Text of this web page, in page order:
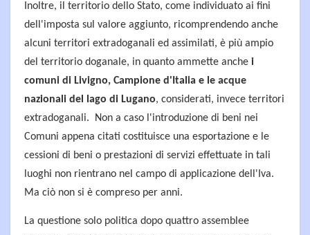
Inoltre, il territorio dello Stato, come individuato ai fini
dell'imposta sul valore aggiunto, ricomprendendo anche
alcuni territori extradoganali ed assimilati, è più ampio
del territorio doganale, in quanto ammette anche i
comuni di Livigno, Campione d'Italia e le acque
nazionali del lago di Lugano, considerati, invece territori
extradoganali. Non a caso l'introduzione di beni nei
Comuni appena citati costituisce una esportazione e le
cessioni di beni o prestazioni di servizi effettuate in tali
luoghi non rientrano nel campo di applicazione dell'Iva.
Ma ciò non si è compreso per anni.
La questione solo politica dopo quattro assemblee